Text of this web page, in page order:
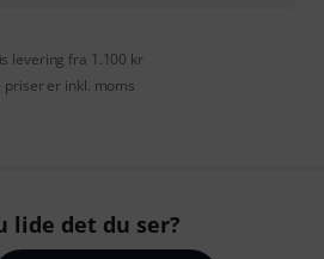
levering fra 1.100 kr
priser er inkl. moms
lide det du ser?